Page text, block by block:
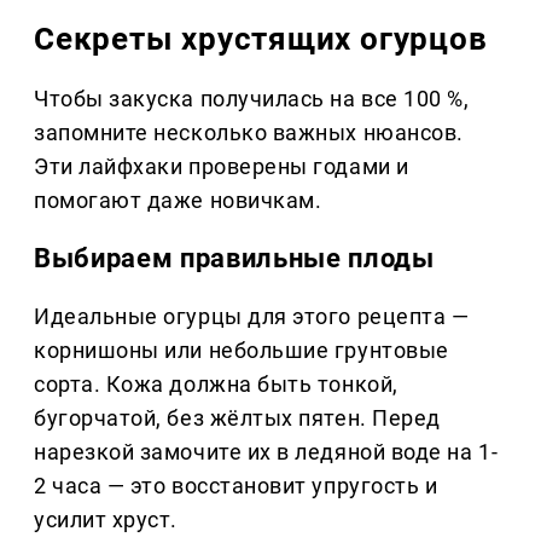
Секреты хрустящих огурцов
Чтобы закуска получилась на все 100 %,
запомните несколько важных нюансов.
Эти лайфхаки проверены годами и
помогают даже новичкам.
Выбираем правильные плоды
Идеальные огурцы для этого рецепта —
корнишоны или небольшие грунтовые
сорта. Кожа должна быть тонкой,
бугорчатой, без жёлтых пятен. Перед
нарезкой замочите их в ледяной воде на 1-
2 часа — это восстановит упругость и
усилит хруст.